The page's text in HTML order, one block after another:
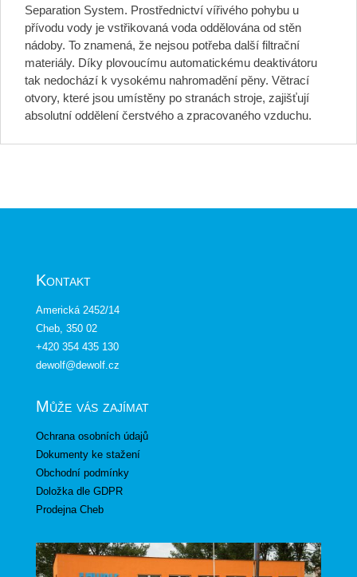
Separation System. Prostřednictví vířivého pohybu u
přívodu vody je vstřikovaná voda oddělována od stěn
nádoby. To znamená, že nejsou potřeba další filtrační
materiály. Díky plovoucímu automatickému deaktivátoru
tak nedochází k vysokému nahromadění pěny. Větrací
otvory, které jsou umístěny po stranách stroje, zajišťují
absolutní oddělení čerstvého a zpracovaného vzduchu.
Kontakt
Americká 2452/14
Cheb, 350 02
+420 354 435 130
dewolf@dewolf.cz
Může vás zajímat
Ochrana osobních údajů
Dokumenty ke stažení
Obchodní podmínky
Doložka dle GDPR
Prodejna Cheb